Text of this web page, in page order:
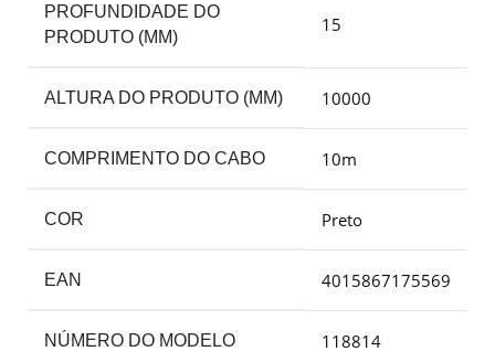
PROFUNDIDADE DO
PRODUTO (MM)
15
ALTURA DO PRODUTO (MM) 10000
COMPRIMENTO DO CABO 10m
COR Preto
EAN 4015867175569
NÚMERO DO MODELO 118814